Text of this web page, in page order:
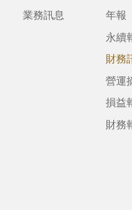
業務訊息 年報
永續
財務
營運
損益
財務